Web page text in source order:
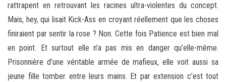
rattrapent en retrouvant les racines ultra-violentes du concept.
Mais, hey, qui lisait Kick-Ass en croyant réellement que les choses
finiraient par sentir la rose ? Non. Cette fois Patience est bien mal
en point. Et surtout elle n’a pas mis en danger qu’elle-même.
Prisonnière d’une véritable armée de mafieux, elle voit aussi sa
jeune fille tomber entre leurs mains. Et par extension c’est tout